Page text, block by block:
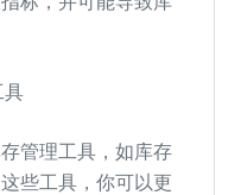
具
管理工具，如库存
些工具，你可以更